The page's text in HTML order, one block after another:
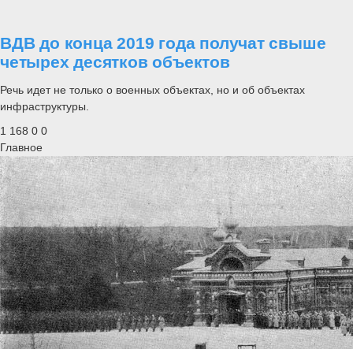
ВДВ до конца 2019 года получат свыше
четырех десятков объектов
Речь идет не только о военных объектах, но и об объектах
инфраструктуры.
1 168 0 0
Главное